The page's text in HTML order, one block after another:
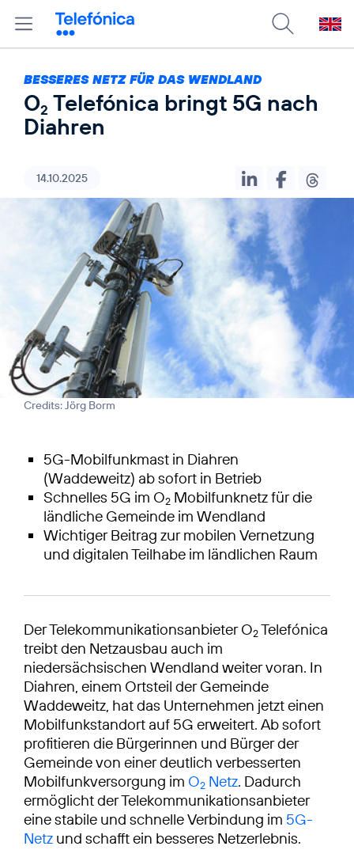
BESSERES NETZ FÜR DAS WENDLAND
O2 Telefónica bringt 5G nach
Diahren
14.10.2025
Credits: Jörg Borm
5G-Mobilfunkmast in Diahren
(Waddeweitz) ab sofort in Betrieb
Schnelles 5G im O2 Mobilfunknetz für die
ländliche Gemeinde im Wendland
Wichtiger Beitrag zur mobilen Vernetzung
und digitalen Teilhabe im ländlichen Raum
Der Telekommunikationsanbieter O2Telefónica
treibt den Netzausbau auch im
niedersächsischen Wendland weiter voran. In
Diahren, einem Ortsteil der Gemeinde
Waddeweitz, hat das Unternehmen jetzt einen
Mobilfunkstandort auf 5G erweitert. Ab sofort
profitieren die Bürgerinnen und Bürger der
Gemeinde von einer deutlich verbesserten
Mobilfunkversorgung im O2 Netz. Dadurch
ermöglicht der Telekommunikationsanbieter
eine stabile und schnelle Verbindung im 5G-
Netz und schafft ein besseres Netzerlebnis.